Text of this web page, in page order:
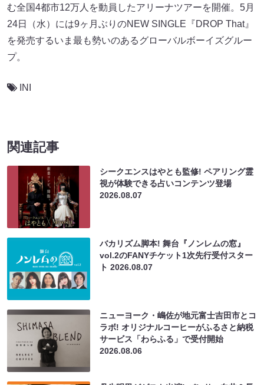
む全国4都市12万人を動員したアリーナツアーを開催。5月
24日（水）には9ヶ月ぶりのNEW SINGLE『DROP That』
を発売するいま最も勢いのあるグローバルボーイズグルー
プ。
INI
関連記事
シークエンスはやとも監修! ペアリング霊
視が体験できる占いコンテンツ登場
2026.08.07
バカリズム脚本! 舞台『ノンレムの窓』
vol.2のFANYチケット1次先行受付スター
ト2026.08.07
ニューヨーク・嶋佐が地元富士吉田市とコ
ラボ! オリジナルコーヒーがふるさと納税
サービス「わらふる」で受付開始
2026.08.06